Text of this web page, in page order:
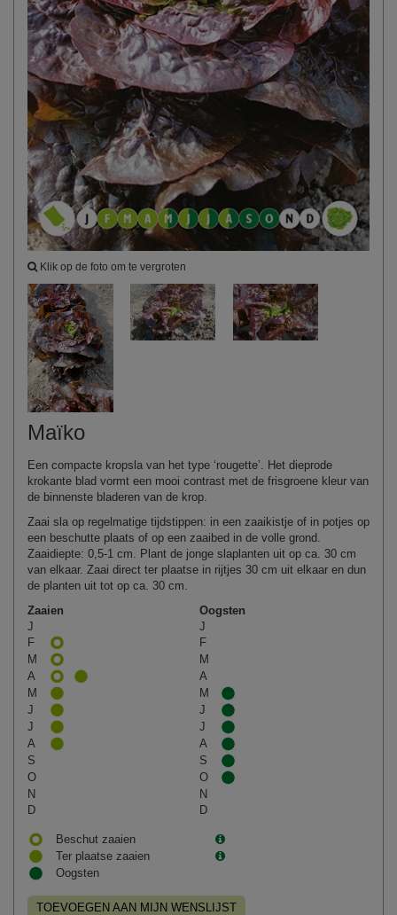
Klik op de foto om te vergroten
Maïko
Een compacte kropsla van het type ‘rougette’. Het dieprode
krokante blad vormt een mooi contrast met de frisgroene kleur van
de binnenste bladeren van de krop.
Zaai sla op regelmatige tijdstippen: in een zaaikistje of in potjes op
een beschutte plaats of op een zaaibed in de volle grond.
Zaaidiepte: 0,5-1 cm. Plant de jonge slaplanten uit op ca. 30 cm
van elkaar. Zaai direct ter plaatse in rijtjes 30 cm uit elkaar en dun
de planten uit tot op ca. 30 cm.
Zaaien
Oogsten
J
J
F
F
M
M
A
A
M
M
J
J
J
J
A
A
S
S
O
O
N
N
D
D
Beschut zaaien
Ter plaatse zaaien
Oogsten
TOEVOEGEN AAN MIJN WENSLIJST